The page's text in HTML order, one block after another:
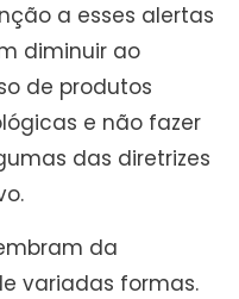
a esses alertas
diminuir ao
de produtos
e não fazer
das diretrizes
da
variadas formas.